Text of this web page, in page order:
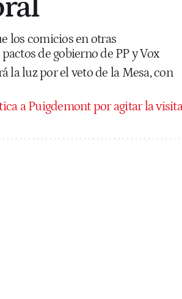
los comicios en otras
de gobierno de PP y Vox
la luz por el veto de la Mesa, con
a Puigdemont por agitar la visita